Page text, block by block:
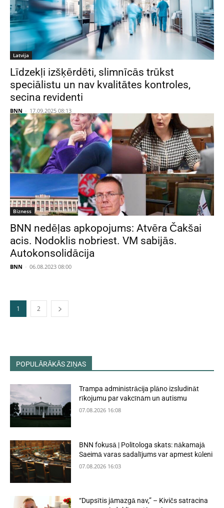
Latvija
Līdzekļi izšķērdēti, slimnīcās trūkst
speciālistu un nav kvalitātes kontroles,
secina revidenti
BNN - 17.09.2025 08:13
Bizness
BNN nedēļas apkopojums: Atvēra Čakšai
acis. Nodoklis nobriest. VM sabijās.
Autokonsolidācija
BNN - 06.08.2023 08:00
1 2
POPULĀRĀKĀS ZIŅAS
Trampa administrācija plāno izsludināt
rīkojumu par vakcīnām un autismu
07.08.2026 16:08
BNN fokusā | Politologa skats: nākamajā
Saeimā varas sadalījums var apmest kūleni
07.08.2026 16:03
“Dupsītis jāmazgā nav,” – Kivičs satracina